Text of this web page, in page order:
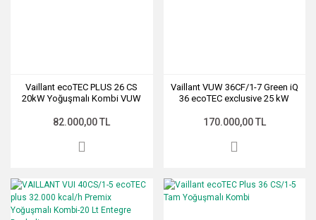
Vaillant ecoTEC PLUS 26 CS
20kW Yoğuşmalı Kombi VUW
82.000,00 TL
Vaillant VUW 36CF/1-7 Green iQ
36 ecoTEC exclusive 25 kW
170.000,00 TL